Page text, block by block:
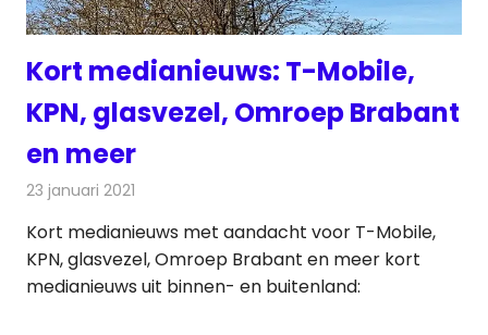
Kort medianieuws: T-Mobile,
KPN, glasvezel, Omroep Brabant
en meer
23 januari 2021
Kort medianieuws met aandacht voor T-Mobile,
KPN, glasvezel, Omroep Brabant en meer kort
medianieuws uit binnen- en buitenland: